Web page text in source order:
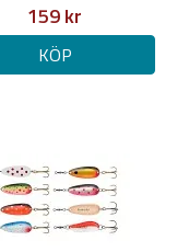
159 kr
KÖP